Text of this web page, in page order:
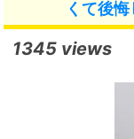
くて後悔
1345 views